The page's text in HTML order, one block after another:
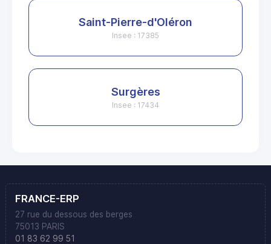
Saint-Pierre-d'Oléron
Insee : 17385
Surgères
Insee : 17434
FRANCE-ERP
27 rue du dessous des berges
75013 PARIS
01 83 62 99 51